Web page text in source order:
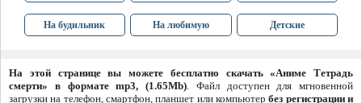
На будильник На любимую Детские
На этой странице вы можете бесплатно скачать «Аниме Тетрадь
смерти» в формате mp3, (1.65Mb). Файл доступен для мгновенной
загрузки на телефон, смартфон, планшет или компьютербез регистрации и